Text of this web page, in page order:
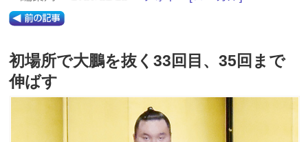
初場所で大鵬を抜く33回目、35回まで
伸ばす